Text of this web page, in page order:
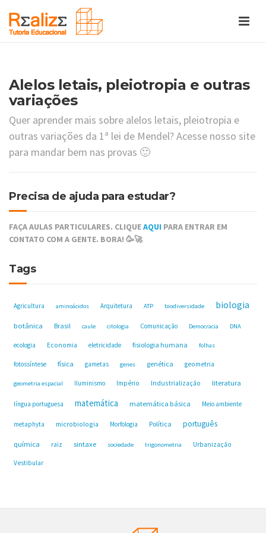
Alelos letais, pleiotropia e outras
variações
Quer aprender mais sobre alelos letais, pleiotropia e
outras variações da 1ª lei de Mendel? Acesse nosso site
para mandar bem nas provas 🙂
Precisa de ajuda para estudar?
FAÇA AULAS PARTICULARES. CLIQUEAQUI PARA ENTRAR EM
CONTATO COM A GENTE. BORA! 🥳🚀
Tags
Agricultura aminoácidos Arquitetura ATP biodiversidade biologia
botânica Brasil caule citologia Comunicação Democracia DNA
ecologia Economia eletricidade fisiologia humana folhas
fotossíntese física gametas genes genética geometria
geometria espacial Iluminismo Império Industrialização literatura
língua portuguesa matemática matemática básica Meio ambiente
metaphyta microbiologia Morfologia Política português
química raiz sintaxe sociedade trigonometria Urbanização
Vestibular